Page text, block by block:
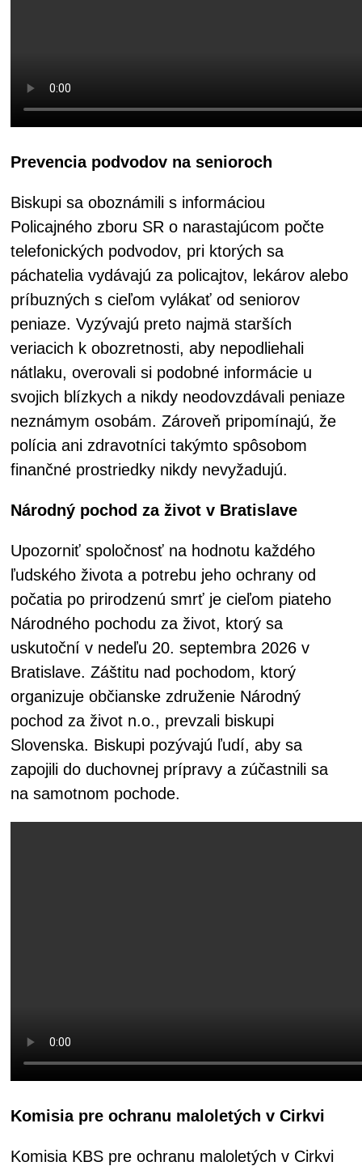
Prevencia podvodov na senioroch
Biskupi sa oboznámili s informáciou
Policajného zboru SR o narastajúcom počte
telefonických podvodov, pri ktorých sa
páchatelia vydávajú za policajtov, lekárov alebo
príbuzných s cieľom vylákať od seniorov
peniaze. Vyzývajú preto najmä starších
veriacich k obozretnosti, aby nepodliehali
nátlaku, overovali si podobné informácie u
svojich blízkych a nikdy neodovzdávali peniaze
neznámym osobám. Zároveň pripomínajú, že
polícia ani zdravotníci takýmto spôsobom
finančné prostriedky nikdy nevyžadujú.
Národný pochod za život v Bratislave
Upozorniť spoločnosť na hodnotu každého
ľudského života a potrebu jeho ochrany od
počatia po prirodzenú smrť je cieľom piateho
Národného pochodu za život, ktorý sa
uskutoční v nedeľu 20. septembra 2026 v
Bratislave. Záštitu nad pochodom, ktorý
organizuje občianske združenie Národný
pochod za život n.o., prevzali biskupi
Slovenska. Biskupi pozývajú ľudí, aby sa
zapojili do duchovnej prípravy a zúčastnili sa
na samotnom pochode.
Komisia pre ochranu maloletých v Cirkvi
Komisia KBS pre ochranu maloletých v Cirkvi